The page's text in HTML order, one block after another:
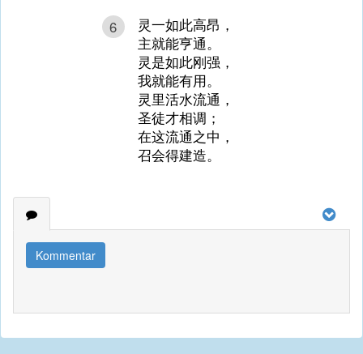
6
灵一如此高昂，
主就能亨通。
灵是如此刚强，
我就能有用。
灵里活水流通，
圣徒才相调；
在这流通之中，
召会得建造。
Kommentar